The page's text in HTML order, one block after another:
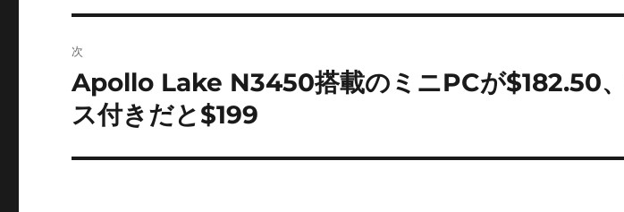
ゲ
ー
シ
ョ
稿:
次
次
の
投
稿:
Apollo Lake N3450搭載のミニPCが$182.50
ス付きだと$199